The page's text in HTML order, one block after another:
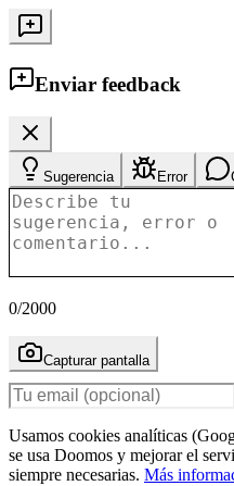
Enviar feedback
Sugerencia Error
0/2000
Capturar pantalla
Usamos cookies analíticas
se usa Doomos y mejorar el
siempre necesarias. Más